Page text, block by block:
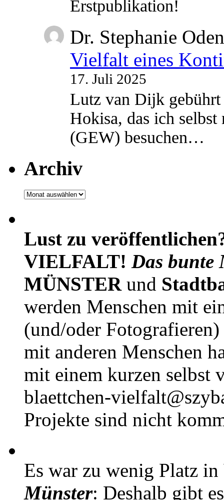
Erstpublikation!
Dr. Stephanie
Vielfalt eines
17. Juli 2025
Lutz van Dijk
Hokisa, das ich
(GEW) besuchen…
Archiv
Archiv
Lust zu
VIELFALT! Das bunte
MÜNSTERund
werden Menschen mit
(und/oder
mit anderen Menschen
mit einem kurzen selbst
blaettchen-
Projekte sind nicht
Es war zu wenig Platz in
Münster: Deshalb gibt